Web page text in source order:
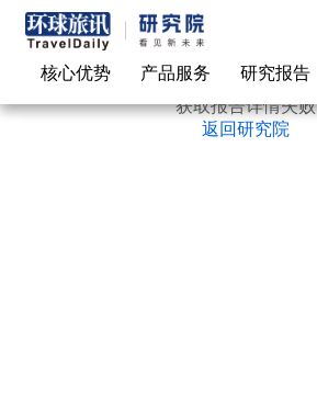
核心优势 产品服务 研究报告
获取报告详情失败
返回研究院